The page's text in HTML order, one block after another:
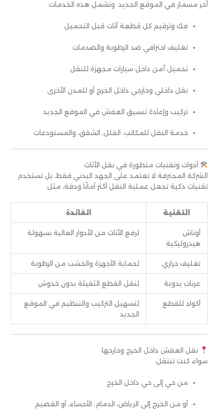
آخر مسمار في الموقع الجديد. وتشمل هذه الخدمات:
فك وترقيم كل قطعة أثاث قبل التحميل
تغليف احترافي ضد الرطوبة والصدمات
تحميل آمن داخل سيارات مجهزة للنقل
نقل داخلي وخارجي داخل الخرج أو للمدن الأخرى
تركيب وإعادة تنسيق العفش في الموقع الجديد
خدمة النقل للمكاتب، الفلل، الشقق، والمستودعات
أدوات وتقنيات متطورة في نقل الأثاث
الشركة المحترفة لا تعتمد على الجهد البدني فقط، بل تستخدم
تقنيات ذكية تجعل عملية النقل أكثر أمانًا ودقة، مثل:
التقنية الفائدة
أوناش
هيدروليكية
لرفع الأثاث من الأدوار العالية بسهولة
تغليف حراري لحماية الأجهزة والخشب من الرطوبة
عربات يدوية لنقل القطع الثقيلة بدون خدوش
أكواد للقطع
لتسهيل التركيب والتنظيم في الموقع
الجديد
نقل العفش داخل الخرج وخارجها
سواء كنت تنتقل:
من حي إلى حي داخل الخرج
أو من الخرج إلى الرياض، الدمام، الأحساء، أو القصيم